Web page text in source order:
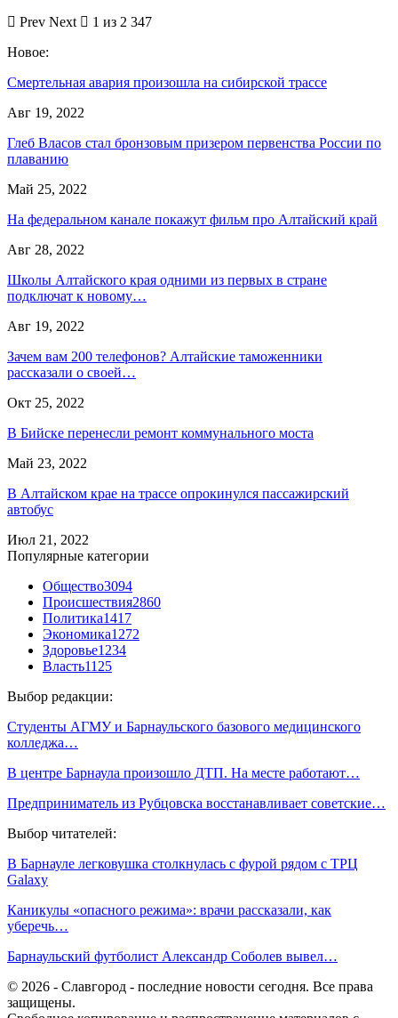
Prev Next
1 из 2 347
Новое:
Смертельная авария произошла на сибирской трассе
Авг 19, 2022
Глеб Власов стал бронзовым призером первенства России по
плаванию
Май 25, 2022
На федеральном канале покажут фильм про Алтайский край
Авг 28, 2022
Школы Алтайского края одними из первых в стране
подключат к новому…
Авг 19, 2022
Зачем вам 200 телефонов? Алтайские таможенники
рассказали о своей…
Окт 25, 2022
В Бийске перенесли ремонт коммунального моста
Май 23, 2022
В Алтайском крае на трассе опрокинулся пассажирский
автобус
Июл 21, 2022
Популярные категории
Общество3094
Происшествия2860
Политика1417
Экономика1272
Здоровье1234
Власть1125
Выбор редакции:
Студенты АГМУ и Барнаульского базового медицинского
колледжа…
В центре Барнаула произошло ДТП. На месте работают…
Предприниматель из Рубцовска восстанавливает советские…
Выбор читателей:
В Барнауле легковушка столкнулась с фурой рядом с ТРЦ
Galaxy
Каникулы «опасного режима»: врачи рассказали, как
уберечь…
Барнаульский футболист Александр Соболев вывел…
© 2026 - Славгород - последние новости сегодня. Все права
защищены.